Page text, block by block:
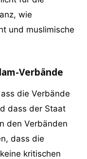
wie
und muslimische
Verbände
die Verbände
dass der Staat
den Verbänden
dass die
kritischen